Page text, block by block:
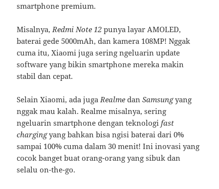
smartphone premium.
Misalnya, Redmi Note 12 punya layar AMOLED,
baterai gede 5000mAh, dan kamera 108MP! Nggak
cuma itu, Xiaomi juga sering ngeluarin update
software yang bikin smartphone mereka makin
stabil dan cepat.
Selain Xiaomi, ada juga Realme danSamsungyang
nggak mau kalah. Realme misalnya, sering
ngeluarin smartphone dengan teknologi fast
chargingyang bahkan bisa ngisi baterai dari 0%
sampai 100% cuma dalam 30 menit! Ini inovasi yang
cocok banget buat orang-orang yang sibuk dan
selalu on-the-go.